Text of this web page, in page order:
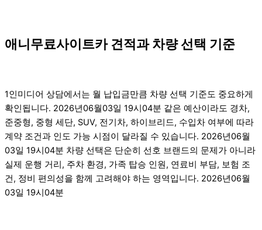
애니무료사이트카 견적과 차량 선택 기준
1인미디어 상담에서는 월 납입금만큼 차량 선택 기준도 중요하게
확인됩니다. 2026년06월03일 19시04분 같은 예산이라도 경차,
준중형, 중형 세단, SUV, 전기차, 하이브리드, 수입차 여부에 따라
계약 조건과 인도 가능 시점이 달라질 수 있습니다. 2026년06월
03일 19시04분 차량 선택은 단순히 선호 브랜드의 문제가 아니라
실제 운행 거리, 주차 환경, 가족 탑승 인원, 연료비 부담, 보험 조
건, 정비 편의성을 함께 고려해야 하는 영역입니다. 2026년06월
03일 19시04분